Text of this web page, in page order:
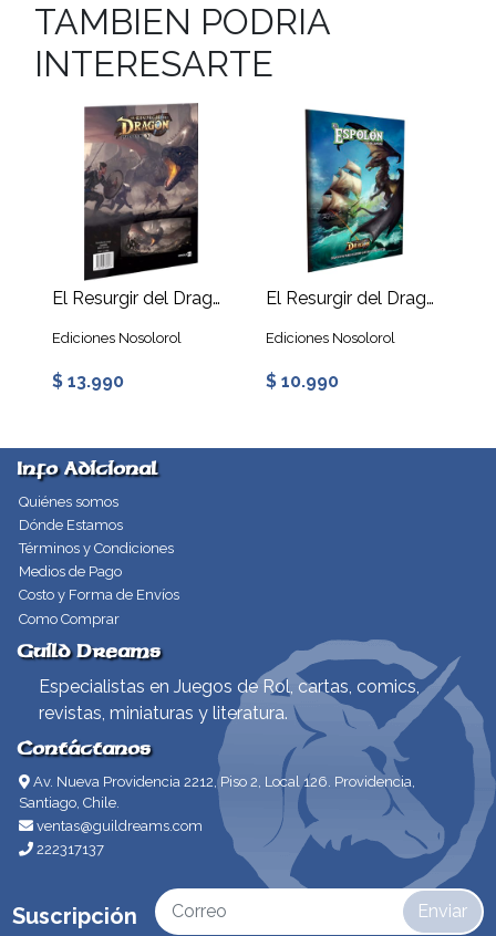
TAMBIEN PODRIA
INTERESARTE
El Resurgir del Dragón: Pantalla del DJ
Ediciones Nosolorol
$ 13.990
El Resurgir del Dragón - El Espolón
Ediciones Nosolorol
$ 10.990
Info Adicional
Quiénes somos
Dónde Estamos
Términos y Condiciones
Medios de Pago
Costo y Forma de Envíos
Como Comprar
Guild Dreams
Especialistas en Juegos de Rol, cartas, comics,
revistas, miniaturas y literatura.
Contáctanos
Av. Nueva Providencia 2212, Piso 2, Local 126. Providencia,
Santiago, Chile.
ventas@guildreams.com
222317137
Suscripción Enviar